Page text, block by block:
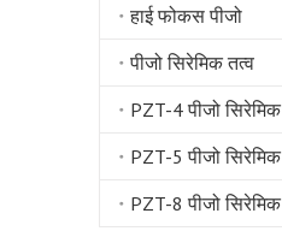
हाई फोकस पीजो
पीजो सिरेमिक तत्व
PZT-4 पीजो सिरेमिक
PZT-5 पीजो सिरेमिक
PZT-8 पीजो सिरेमिक